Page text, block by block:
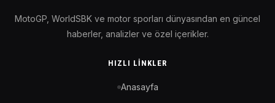
MotoGP, WorldSBK ve motor sporları dünyasından en güncel
haberler, analizler ve özel içerikler.
HIZLI LINKLER
Anasayfa